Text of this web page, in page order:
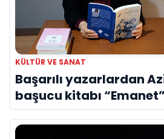
KÜLTÜR VE SANAT
Başarılı yazarlardan
başucu kitabı
yerini aldı